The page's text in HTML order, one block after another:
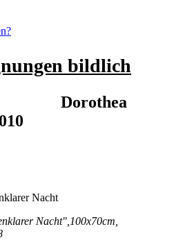
bildlich
Dorothea
Nacht",100x70cm,